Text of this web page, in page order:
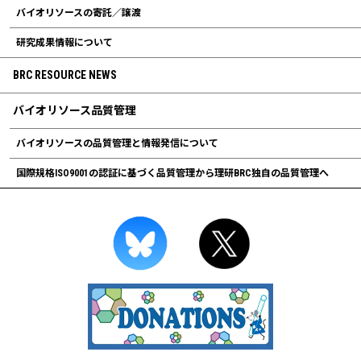
バイオリソースの寄託／譲渡
研究成果情報について
BRC RESOURCE NEWS
バイオリソース品質管理
バイオリソースの品質管理と情報発信について
国際規格ISO9001の認証に基づく品質管理から理研BRC独自の品質管理へ